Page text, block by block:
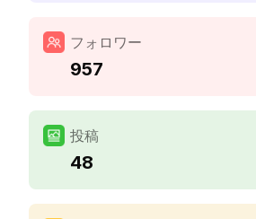
フォロワー
957
投稿
48